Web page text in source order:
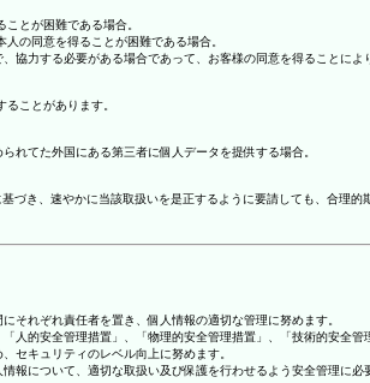
とが困難である場合。
の同意を得ることが困難である場合。
力する必要がある場合であって、お客様の同意を得ることによ
ことがあります。
れてた外国にある第三者に個人データを提供する場合。
づき、速やかに当該取扱いを是正するように要請しても、合
それぞれ責任者を置き、個人情報の適切な管理に努めます。
的安全管理措置」、「物理的安全管理措置」、「技術的安全管
セキュリティのレベル向上に努めます。
について、適切な取扱い及び保護を行わせるよう安全管理に必